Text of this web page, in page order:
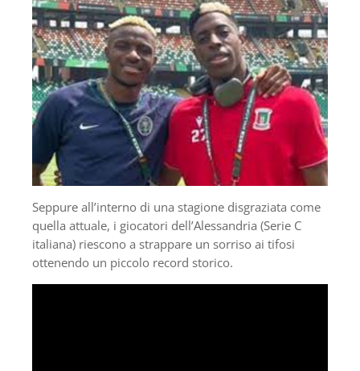
Seppure all’interno di una stagione disgraziata come
quella attuale, i giocatori dell’Alessandria (Serie C
italiana) riescono a strappare un sorriso ai tifosi
ottenendo un piccolo record storico.